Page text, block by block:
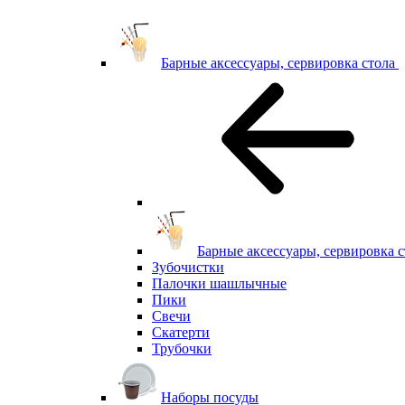
Барные аксессуары, сервировка стола
Барные аксессуары, сервировка
Зубочистки
Палочки шашлычные
Пики
Свечи
Скатерти
Трубочки
Наборы посуды